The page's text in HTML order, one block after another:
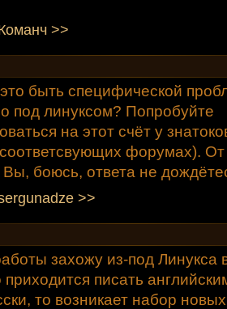
>>
быть специфической
под линуксом? Попробуйте
на этот счёт у
форумах).
Вы, боюсь, ответа не
>>
захожу из-под Линукса
приходится писать
то возникает набор